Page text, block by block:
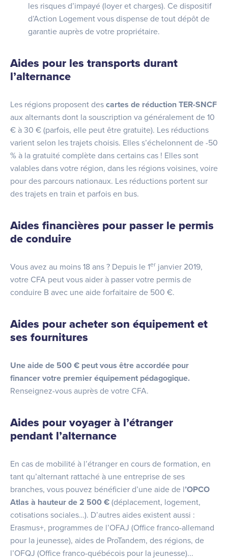
les risques d’impayé (loyer et charges). Ce dispositif
d’Action Logement vous dispense de tout dépôt de
garantie auprès de votre propriétaire.
Aides pour les transports durant
l’alternance
Les régions proposent des cartes de réduction TER-SNCF
aux alternants dont la souscription va généralement de 10
€ à 30 € (parfois, elle peut être gratuite). Les réductions
varient selon les trajets choisis. Elles s’échelonnent de -50
% à la gratuité complète dans certains cas ! Elles sont
valables dans votre région, dans les régions voisines, voire
pour des parcours nationaux. Les réductions portent sur
des trajets en train et parfois en bus.
Aides financières pour passer le permis
de conduire
Vous avez au moins 18 ans ? Depuis le 1er janvier 2019,
votre CFA peut vous aider à passer votre permis de
conduire B avec une aide forfaitaire de 500 €.
Aides pour acheter son équipement et
ses fournitures
Une aide de 500 € peut vous être accordée pour
financer votre premier équipement pédagogique.
Renseignez-vous auprès de votre CFA.
Aides pour voyager à l’étranger
pendant l’alternance
En cas de mobilité à l’étranger en cours de formation, en
tant qu’alternant rattaché à une entreprise de ses
branches, vous pouvez bénéficier d’une aide de l’OPCO
Atlas à hauteur de 2 500 € (déplacement, logement,
cotisations sociales…). D’autres aides existent aussi :
Erasmus+, programmes de l’OFAJ (Office franco-allemand
pour la jeunesse), aides de ProTandem, des régions, de
l’OFQJ (Office franco-québécois pour la jeunesse)...